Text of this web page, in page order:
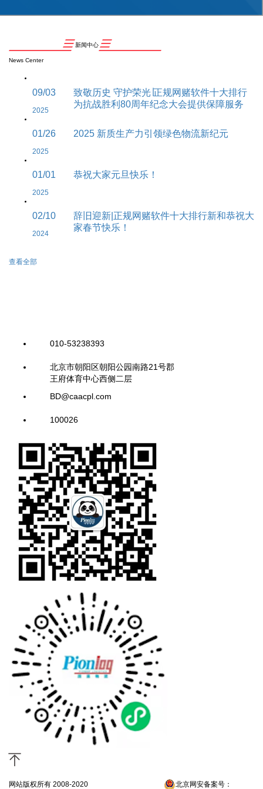
新闻中心
News Center
09/03
2025
致敬历史 守护荣光∣正规网赌软件十大排行
为抗战胜利80周年纪念大会提供保障服务
01/26
2025
2025 新质生产力引领绿色物流新纪元
01/01
2025
恭祝大家元旦快乐！
02/10
2024
辞旧迎新|正规网赌软件十大排行新和恭祝大
家春节快乐！
查看全部
010-53238393
北京市朝阳区朝阳公园南路21号郡
王府体育中心西侧二层
BD@caacpl.com
100026
网站版权所有 2008-2020 北京网安备案号：